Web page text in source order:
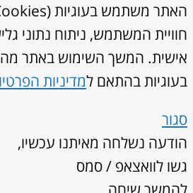
חוויית המשתמש, ניתוח נתוני
אישית. המשך השימוש באתר
בעוגיות בהתאם למדיניות
סגור
הודעה נשלחה מאיתנו עכשיו,
גשו לוואצאפ / סמס